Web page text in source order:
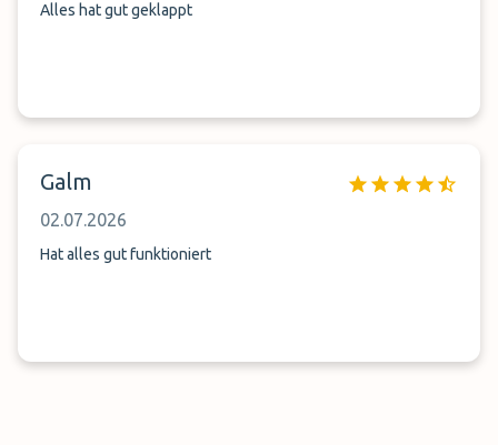
Alles hat gut geklappt
Galm
02.07.2026
Hat alles gut funktioniert